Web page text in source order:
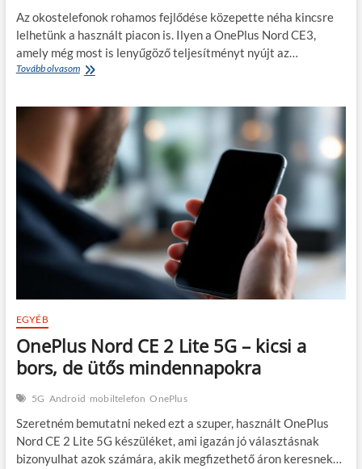
Az okostelefonok rohamos fejlődése közepette néha kincsre
lelhetünk a használt piacon is. Ilyen a OnePlus Nord CE3,
amely még most is lenyűgöző teljesítményt nyújt az…
Tovább olvasomOnePlus
–
kihozza
Belőled
Maximumot!
EGYÉB
OnePlus Nord CE 2 Lite 5G – kicsi a
bors, de ütős mindennapokra
5G Android mobiltelefon OnePlus
Szeretném bemutatni neked ezt a szuper, használt OnePlus
Nord CE 2 Lite 5G készüléket, ami igazán jó választásnak
bizonyulhat azok számára, akik megfizethető áron keresnek…